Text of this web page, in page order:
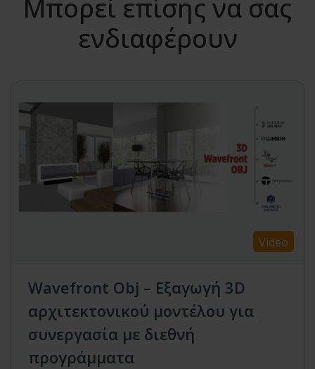
Μπορεί επίσης να σας
ενδιαφέρουν
Video
Wavefront Obj – Εξαγωγή 3D
αρχιτεκτονικού μοντέλου για
συνεργασία με διεθνή
προγράμματα